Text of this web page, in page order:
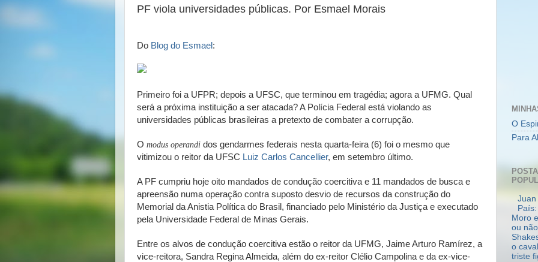
PF viola universidades públicas. Por Esmael Morais
Do Blog do Esmael :
Primeiro foi a UFPR; depois a UFSC, que terminou em tragédia; agora a UFMG. Qual
será a próxima instituição a ser atacada? A Polícia Federal está violando as
universidades públicas brasileiras a pretexto de combater a corrupção.
O modus operandi dos gendarmes federais nesta quarta-feira (6) foi o mesmo que
vitimizou o reitor da UFSC Luiz Carlos Cancellier, em setembro último.
A PF cumpriu hoje oito mandados de condução coercitiva e 11 mandados de busca e
apreensão numa operação contra suposto desvio de recursos da construção do
Memorial da Anistia Política do Brasil, financiado pelo Ministério da Justiça e executado
pela Universidade Federal de Minas Gerais.
Entre os alvos de condução coercitiva estão o reitor da UFMG, Jaime Arturo Ramírez, a
vice-reitora, Sandra Regina Almeida, além do ex-reitor Clélio Campolina e da ex-vice-
O
Para
Juan
Moro
ou
o
triste